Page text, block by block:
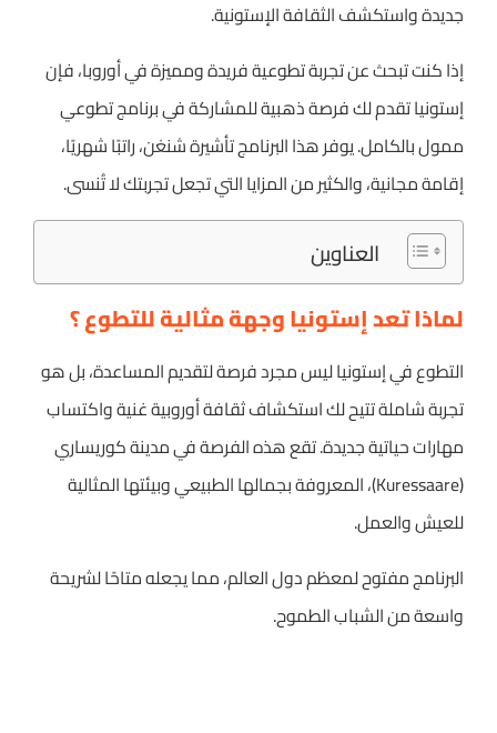
جديدة واستكشف الثقافة الإستونية.
إذا كنت تبحث عن تجربة تطوعية فريدة ومميزة في أوروبا، فإن
إستونيا تقدم لك فرصة ذهبية للمشاركة في برنامج تطوعي
ممول بالكامل. يوفر هذا البرنامج تأشيرة شنغن، راتبًا شهريًا،
إقامة مجانية، والكثير من المزايا التي تجعل تجربتك لا تُنسى.
العناوين
لماذا تعد إستونيا وجهة مثالية للتطوع ؟
التطوع في إستونيا ليس مجرد فرصة لتقديم المساعدة، بل هو
تجربة شاملة تتيح لك استكشاف ثقافة أوروبية غنية واكتساب
مهارات حياتية جديدة. تقع هذه الفرصة في مدينة كوريساري
(Kuressaare)، المعروفة بجمالها الطبيعي وبيئتها المثالية
للعيش والعمل.
البرنامج مفتوح لمعظم دول العالم، مما يجعله متاحًا لشريحة
واسعة من الشباب الطموح.